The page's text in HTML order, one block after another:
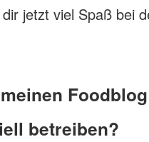
jetzt viel Spaß bei
betreiben?